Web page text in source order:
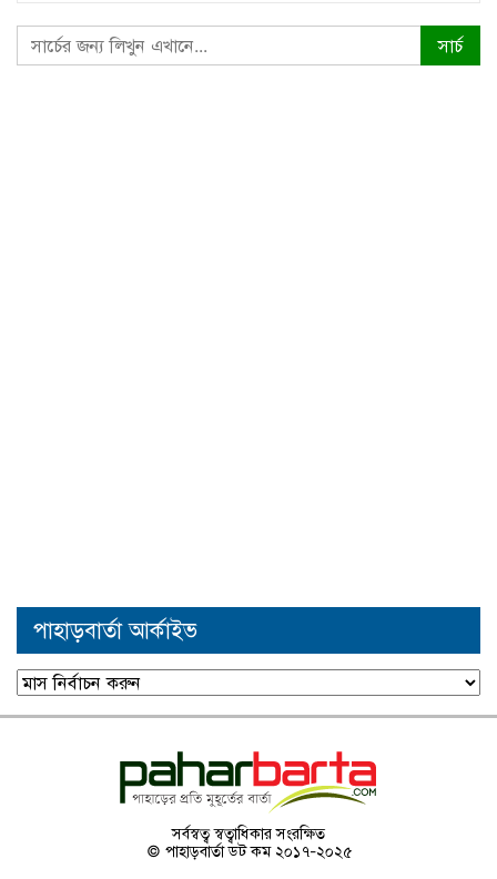
পাহাড়বার্তা আর্কাইভ
পাহাড়বার্তা
আর্কাইভ
সর্বস্বত্ব স্বত্বাধিকার সংরক্ষিত
© পাহাড়বার্তা ডট কম ২০১৭-২০২৫